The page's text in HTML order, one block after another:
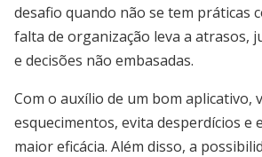
desafio quando não se tem práticas
falta de organização leva a atrasos,
e decisões não embasadas.
Com o auxílio de um bom aplicativo,
esquecimentos, evita desperdícios e
maior eficácia. Além disso, a